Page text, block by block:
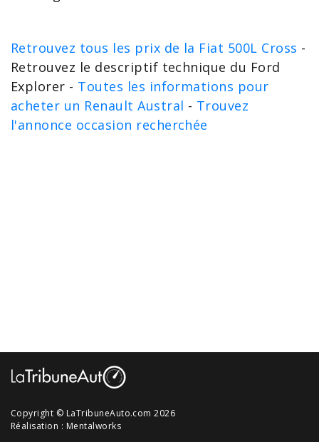
Retrouvez tous les prix de la Fiat 500L Cross -
Retrouvez le descriptif technique du Ford
Explorer - Toutes les informations pour
acheter un Renault Austral - Trouvez
l'annonce occasion recherchée
Copyright © LaTribuneAuto.com 2026
Réalisation : Mentalworks